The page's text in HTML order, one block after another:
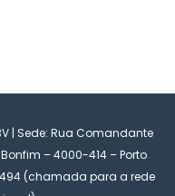
| Sede: Rua Comandante
– 4000-414 – Porto
(chamada para a rede